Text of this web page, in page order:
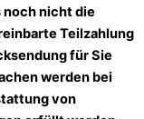
nicht die
Teilzahlung
für Sie
werden bei
von